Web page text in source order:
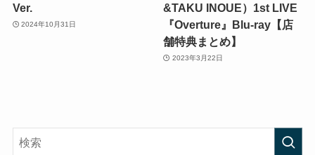
Ver.
2024年10月31日
&TAKU INOUE）1st LIVE
『Overture』Blu-ray【店
舗特典まとめ】
2023年3月22日